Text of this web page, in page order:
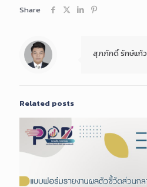
Share
สุภภักดิ์ รักษ์แก้ว
Related posts